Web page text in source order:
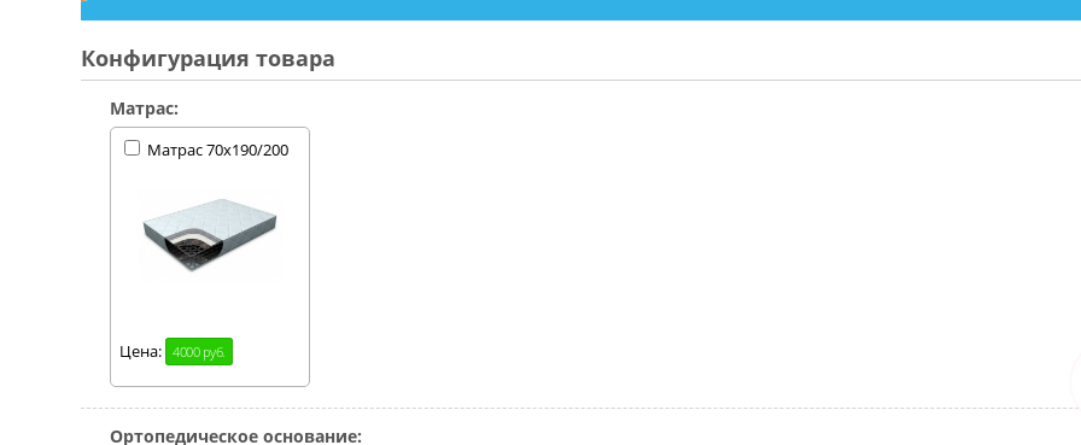
Конфигурация товара
Матрас:
Матрас 70х190/200
Цена: 4000 руб.
Ортопедическое основание: